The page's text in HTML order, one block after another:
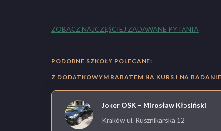
ZOBACZ NAJCZĘŚCIEJ ZADAWANE PYTANIA
PODOBNE SZKOŁY POLECANE:
Z DODATKOWYM RABATEM NA KURS I NA
Joker OSK – Mirosław Kłosiński
Kraków ul. Rusznikarska 12